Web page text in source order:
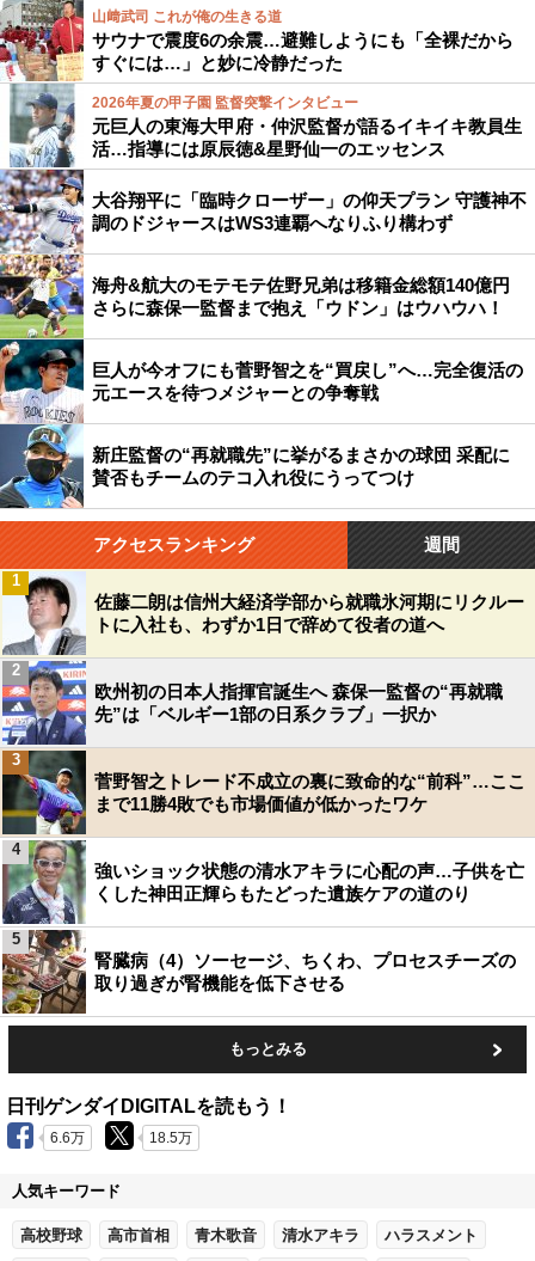
山﨑武司 これが俺の生きる道
サウナで震度6の余震…避難しようにも「全裸だから
すぐには…」と妙に冷静だった
2026年夏の甲子園 監督突撃インタビュー
元巨人の東海大甲府・仲沢監督が語るイキイキ教員生
活…指導には原辰徳&星野仙一のエッセンス
大谷翔平に「臨時クローザー」の仰天プラン 守護神不
調のドジャースはWS3連覇へなりふり構わず
海舟&航大のモテモテ佐野兄弟は移籍金総額140億円
さらに森保一監督まで抱え「ウドン」はウハウハ！
巨人が今オフにも菅野智之を“買戻し”へ…完全復活の
元エースを待つメジャーとの争奪戦
新庄監督の“再就職先”に挙がるまさかの球団 采配に
賛否もチームのテコ入れ役にうってつけ
アクセスランキング 週間
佐藤二朗は信州大経済学部から就職氷河期にリクルー
トに入社も、わずか1日で辞めて役者の道へ
1
欧州初の日本人指揮官誕生へ 森保一監督の“再就職
先”は「ベルギー1部の日系クラブ」一択か
2
菅野智之トレード不成立の裏に致命的な“前科”…ここ
まで11勝4敗でも市場価値が低かったワケ
3
強いショック状態の清水アキラに心配の声…子供を亡
くした神田正輝らもたどった遺族ケアの道のり
4
腎臓病（4）ソーセージ、ちくわ、プロセスチーズの
取り過ぎが腎機能を低下させる
5
もっとみる
日刊ゲンダイDIGITALを読もう！
6.6万 18.5万
人気キーワード
高校野球 高市首相 青木歌音 清水アキラ ハラスメント